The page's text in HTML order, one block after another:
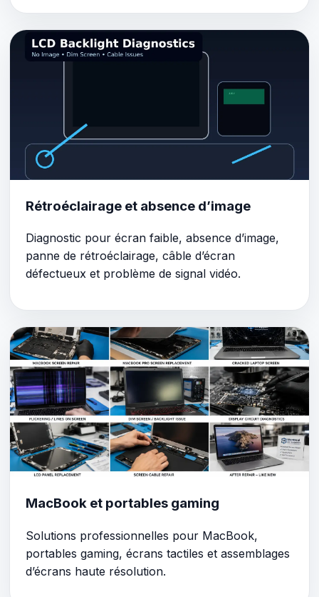
Rétroéclairage et absence d’image
Diagnostic pour écran faible, absence d’image,
panne de rétroéclairage, câble d’écran
défectueux et problème de signal vidéo.
MacBook et portables gaming
Solutions professionnelles pour MacBook,
portables gaming, écrans tactiles et assemblages
d’écrans haute résolution.